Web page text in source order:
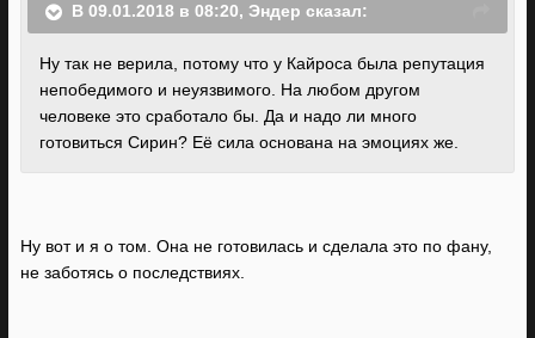
В 09.01.2018 в 08:20, Эндер сказал:
Ну так не верила, потому что у Кайроса была репутация
непобедимого и неуязвимого. На любом другом
человеке это сработало бы. Да и надо ли много
готовиться Сирин? Её сила основана на эмоциях же.
Ну вот и я о том. Она не готовилась и сделала это по фану,
не заботясь о последствиях.